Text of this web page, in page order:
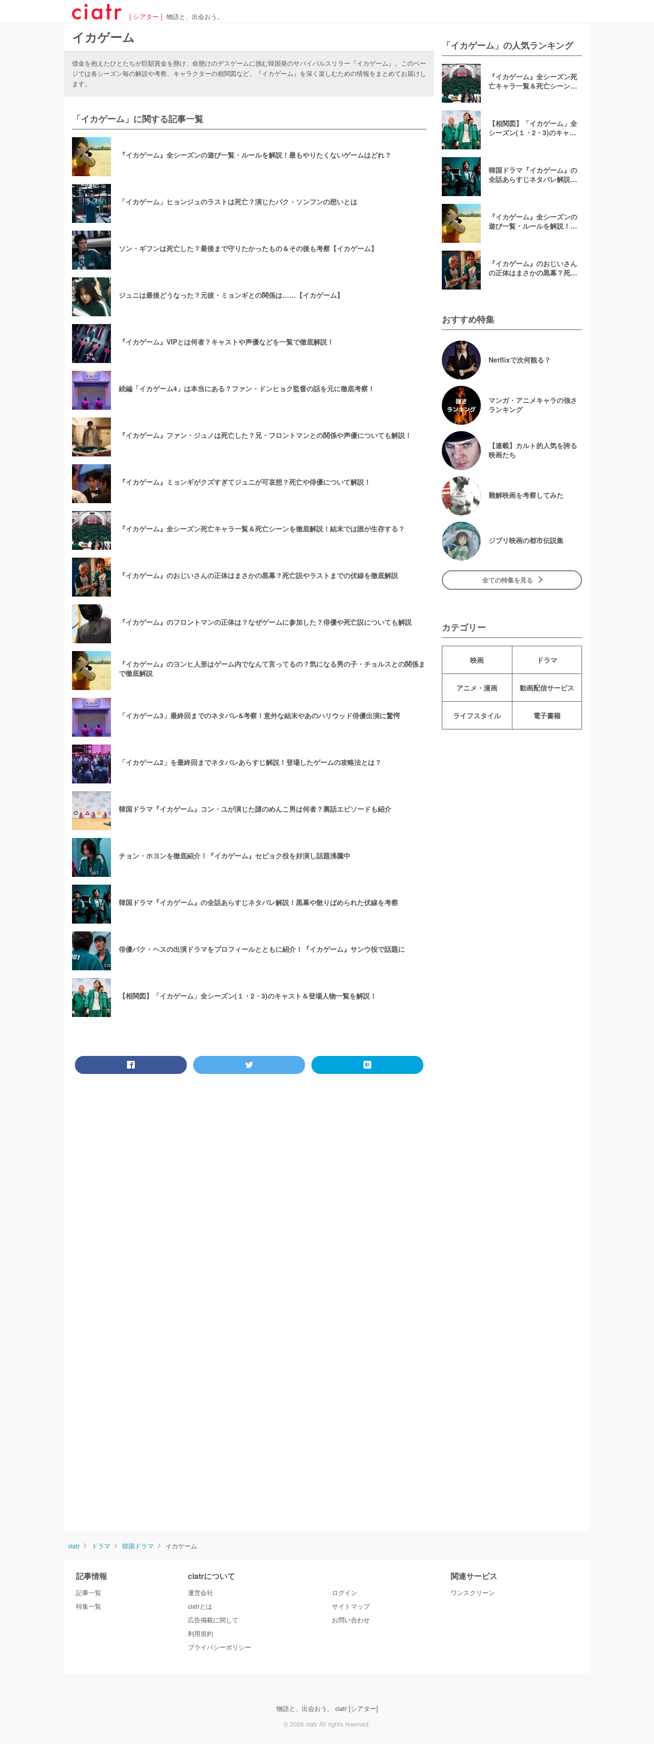
[ シアター ] 物語と、出会おう。
イカゲーム
借金を抱えたひとたちが巨額賞金を懸け、命懸けのデスゲームに挑む韓国発のサバイバルスリラー『イカゲーム』。このペー
ジでは各シーズン毎の解説や考察、キャラクターの相関図など、『イカゲーム』を深く楽しむための情報をまとめてお届けし
ます。
「イカゲーム」に関する記事一覧
『イカゲーム』全シーズンの遊び一覧・ルールを解説！最もやりたくないゲームはどれ？
「イカゲーム」ヒョンジュのラストは死亡？演じたパク・ソンフンの想いとは
ソン・ギフンは死亡した？最後まで守りたかったもの＆その後も考察【イカゲーム】
ジュニは最後どうなった？元彼・ミョンギとの関係は……【イカゲーム】
『イカゲーム』VIPとは何者？キャストや声優などを一覧で徹底解説！
続編「イカゲーム4」は本当にある？ファン・ドンヒョク監督の話を元に徹底考察！
『イカゲーム』ファン・ジュノは死亡した？兄・フロントマンとの関係や声優についても解説！
『イカゲーム』ミョンギがクズすぎてジュニが可哀想？死亡や俳優について解説！
『イカゲーム』全シーズン死亡キャラ一覧＆死亡シーンを徹底解説！結末では誰が生存する？
『イカゲーム』のおじいさんの正体はまさかの黒幕？死亡説やラストまでの伏線を徹底解説
『イカゲーム』のフロントマンの正体は？なぜゲームに参加した？俳優や死亡説についても解説
『イカゲーム』のヨンヒ人形はゲーム内でなんて言ってるの？気になる男の子・チョルスとの関係ま
で徹底解説
「イカゲーム3」最終回までのネタバレ&考察！意外な結末やあのハリウッド俳優出演に驚愕
「イカゲーム2」を最終回までネタバレあらすじ解説！登場したゲームの攻略法とは？
韓国ドラマ『イカゲーム』コン・ユが演じた謎のめんこ男は何者？裏話エピソードも紹介
チョン・ホヨンを徹底紹介！『イカゲーム』セビョク役を好演し話題沸騰中
韓国ドラマ『イカゲーム』の全話あらすじネタバレ解説！黒幕や散りばめられた伏線を考察
俳優パク・ヘスの出演ドラマをプロフィールとともに紹介！『イカゲーム』サンウ役で話題に
【相関図】「イカゲーム」全シーズン(１・2・3)のキャスト＆登場人物一覧を解説！
「イカゲーム」の人気ランキング
『イカゲーム』全シーズン死
亡キャラ一覧＆死亡シーンを
【相関図】「イカゲーム」全
シーズン(１・2・3)のキャス
韓国ドラマ『イカゲーム』の
全話あらすじネタバレ解説！
『イカゲーム』全シーズンの
遊び一覧・ルールを解説！最
『イカゲーム』のおじいさん
の正体はまさかの黒幕？死亡
おすすめ特集
Netflixで次何観る？
マンガ・アニメキャラの強さ
ランキング
【連載】カルト的人気を誇る
映画たち
難解映画を考察してみた
ジブリ映画の都市伝説集
全ての特集を見る
カテゴリー
映画 ドラマ
アニメ・漫画 動画配信サービス
ライフスタイル 電子書籍
ciatr ドラマ 韓国ドラマ イカゲーム
記事情報
記事一覧
特集一覧
ciatrについて
運営会社
ciatrとは
広告掲載に関して
利用規約
プライバシーポリシー
ログイン
サイトマップ
お問い合わせ
関連サービス
ワンスクリーン
物語と、出会おう。 ciatr [シアター]
© 2026 ciatr All rights reserved.